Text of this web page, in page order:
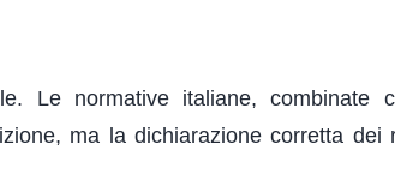
Le normative italiane, combinate
ma la dichiarazione corretta dei